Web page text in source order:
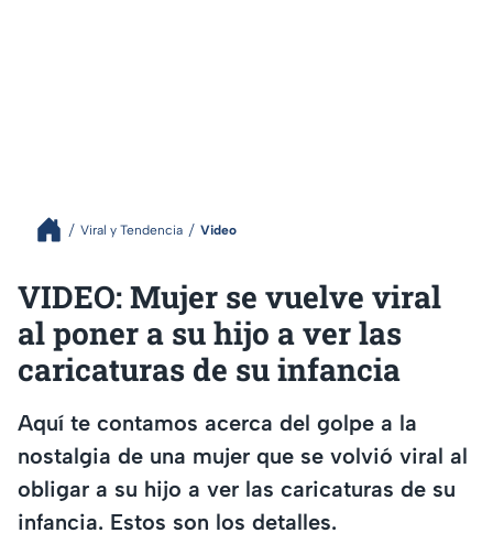
Viral y Tendencia Video
VIDEO: Mujer se vuelve viral
al poner a su hijo a ver las
caricaturas de su infancia
Aquí te contamos acerca del golpe a la
nostalgia de una mujer que se volvió viral al
obligar a su hijo a ver las caricaturas de su
infancia. Estos son los detalles.